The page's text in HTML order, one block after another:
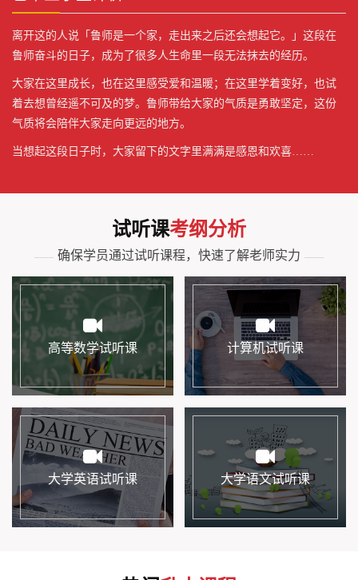
离开这的人说「鲁师是一个家，走出来之后还会想起它。」这段在
鲁师奋斗的日子，成为了很多人生命里一段无法抹去的经历。
大家在这里成长，也在这里感受爱和温暖；在这里学着变好，也试
着去想曾经遥不可及的梦。鲁师带给大家的气质是勇敢坚定，这份
气质将会陪伴大家走向更远的地方。
当想起这段日子时，大家留下的文字里满满是感恩和欢喜……
试听课考纲分析
—— 确保学员通过试听课程，快速了解老师实力 ——
高等数学试听课 计算机试听课
大学英语试听课 大学语文试听课